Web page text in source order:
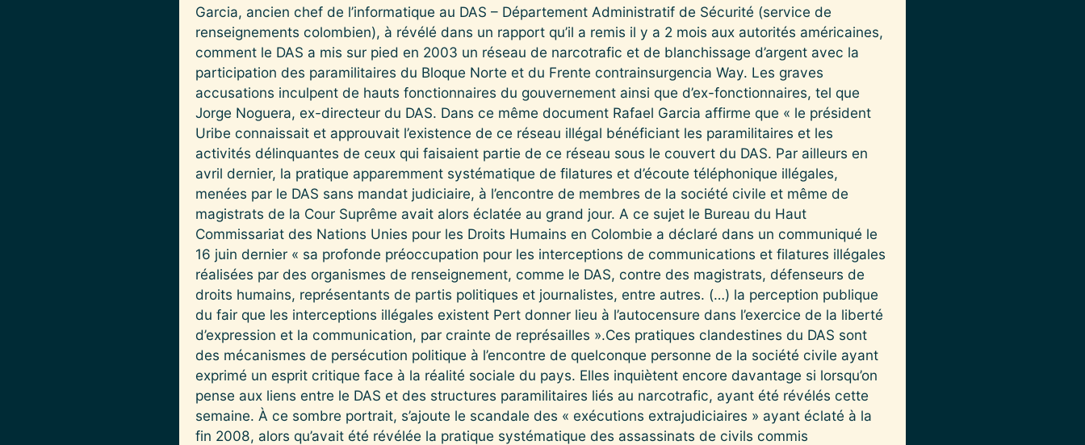
Garcia, ancien chef de l’informatique au DAS – Département Administratif de Sécurité (service de
renseignements colombien), à révélé dans un rapport qu’il a remis il y a 2 mois aux autorités américaines,
comment le DAS a mis sur pied en 2003 un réseau de narcotrafic et de blanchissage d’argent avec la
participation des paramilitaires du Bloque Norte et du Frente contrainsurgencia Way. Les graves
accusations inculpent de hauts fonctionnaires du gouvernement ainsi que d’ex-fonctionnaires, tel que
Jorge Noguera, ex-directeur du DAS. Dans ce même document Rafael Garcia affirme que « le président
Uribe connaissait et approuvait l’existence de ce réseau illégal bénéficiant les paramilitaires et les
activités délinquantes de ceux qui faisaient partie de ce réseau sous le couvert du DAS. Par ailleurs en
avril dernier, la pratique apparemment systématique de filatures et d’écoute téléphonique illégales,
menées par le DAS sans mandat judiciaire, à l’encontre de membres de la société civile et même de
magistrats de la Cour Suprême avait alors éclatée au grand jour. A ce sujet le Bureau du Haut
Commissariat des Nations Unies pour les Droits Humains en Colombie a déclaré dans un communiqué le
16 juin dernier « sa profonde préoccupation pour les interceptions de communications et filatures illégales
réalisées par des organismes de renseignement, comme le DAS, contre des magistrats, défenseurs de
droits humains, représentants de partis politiques et journalistes, entre autres. (…) la perception publique
du fair que les interceptions illégales existent Pert donner lieu à l’autocensure dans l’exercice de la liberté
d’expression et la communication, par crainte de représailles ».Ces pratiques clandestines du DAS sont
des mécanismes de persécution politique à l’encontre de quelconque personne de la société civile ayant
exprimé un esprit critique face à la réalité sociale du pays. Elles inquiètent encore davantage si lorsqu’on
pense aux liens entre le DAS et des structures paramilitaires liés au narcotrafic, ayant été révélés cette
semaine. À ce sombre portrait, s’ajoute le scandale des « exécutions extrajudiciaires » ayant éclaté à la
fin 2008, alors qu’avait été révélée la pratique systématique des assassinats de civils commis